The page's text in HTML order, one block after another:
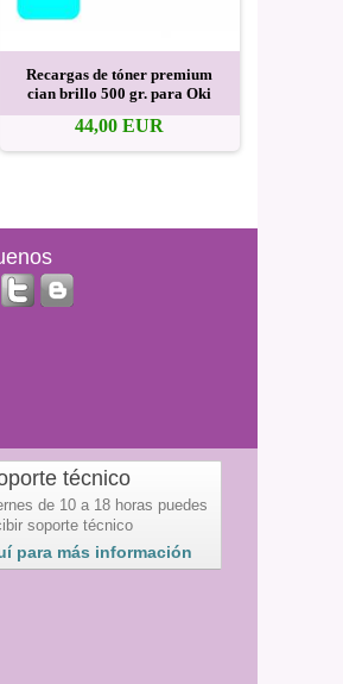
Recargas de tóner premium
cian brillo 500 gr. para Oki
44,00 EUR
técnico
de 10 a 18 horas puedes
soporte técnico
para más información